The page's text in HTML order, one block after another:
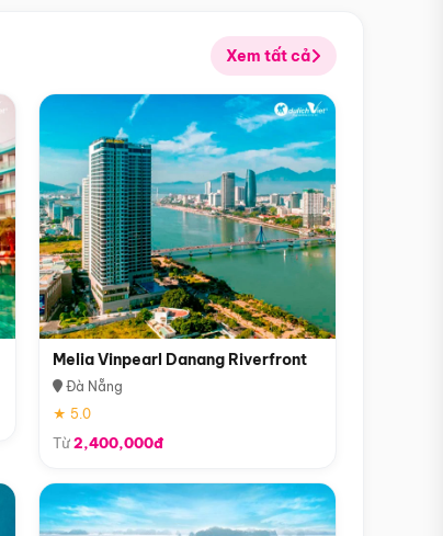
Xem tất cả
Melia Vinpearl Danang Riverfront
Đà Nẵng
★ 5.0
Từ2,400,000đ